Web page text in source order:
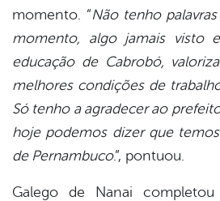
momento. “Não tenho
momento, algo jamais visto
educação de Cabrobó,
melhores condições de
Só tenho a agradecer ao
hoje podemos dizer que
de Pernambuco.”, pontuou.
Galego de Nanai